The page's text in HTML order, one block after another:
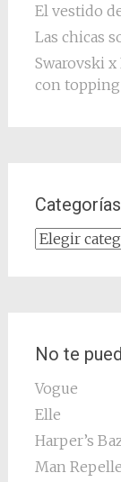
El vestido
Las chicas
Swarovski
con
Categorías
Categorías
No te
Vogue
Elle
Harper’s
Man